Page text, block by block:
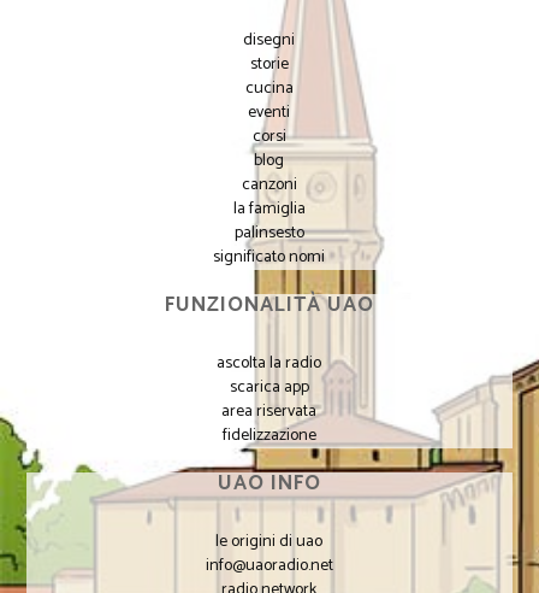
disegni
storie
cucina
eventi
corsi
blog
canzoni
la famiglia
palinsesto
significato nomi
FUNZIONALITÀ UAO
ascolta la radio
scarica app
area riservata
fidelizzazione
UAO INFO
le origini di uao
info@uaoradio.net